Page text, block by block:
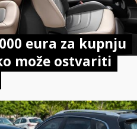
eura za kupnju
može ostvariti